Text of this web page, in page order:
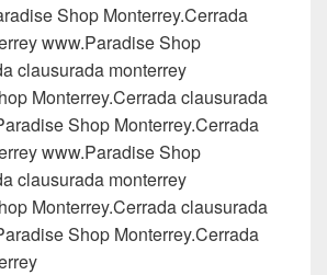
Shop Monterrey.Cerrada
www.Paradise Shop
clausurada monterrey
Monterrey.Cerrada clausurada
Shop Monterrey.Cerrada
www.Paradise Shop
clausurada monterrey
Monterrey.Cerrada clausurada
Shop Monterrey.Cerrada